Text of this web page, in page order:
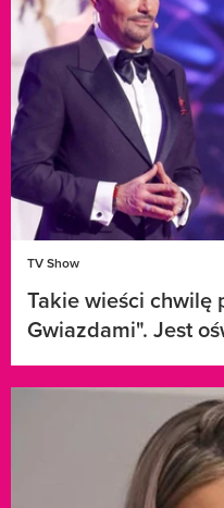
TV Show
Takie wieści chwilę
Gwiazdami". Jest